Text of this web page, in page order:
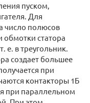
пуском,
Для
число полюсов
статора
е. в треугольник.
создает большее
при
контакторы 1Б
при параллельном